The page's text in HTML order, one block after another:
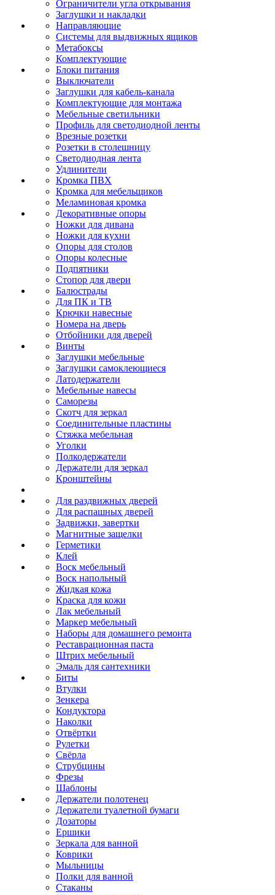
Ограничители угла открывания
Заглушки и накладки
Направляющие
Системы для выдвижных ящиков
Метабоксы
Комплектующие
Блоки питания
Выключатели
Заглушки для кабель-канала
Комплектующие для монтажа
Мебельные светильники
Профиль для светодиодной ленты
Врезные розетки
Розетки в столешницу
Светодиодная лента
Удлинители
Кромка ПВХ
Кромка для мебельщиков
Меламиновая кромка
Декоративные опоры
Ножки для дивана
Ножки для кухни
Опоры для столов
Опоры колесные
Подпятники
Стопор для двери
Балюстрады
Для ПК и ТВ
Крючки навесные
Номера на дверь
Отбойники для дверей
Винты
Заглушки мебельные
Заглушки самоклеющиеся
Латодержатели
Мебельные навесы
Саморезы
Скотч для зеркал
Соединительные пластины
Стяжка мебельная
Уголки
Полкодержатели
Держатели для зеркал
Кронштейны
Для раздвижных дверей
Для распашных дверей
Задвижки, завертки
Магнитные защелки
Герметики
Клей
Воск мебельный
Воск напольный
Жидкая кожа
Краска для кожи
Лак мебельный
Маркер мебельный
Наборы для домашнего ремонта
Реставрационная паста
Штрих мебельный
Эмаль для сантехники
Биты
Втулки
Зенкера
Кондуктора
Наколки
Отвёртки
Рулетки
Свёрла
Струбцины
Фрезы
Шаблоны
Держатели полотенец
Держатели туалетной бумаги
Дозаторы
Ершики
Зеркала для ванной
Коврики
Мыльницы
Полки для ванной
Стаканы